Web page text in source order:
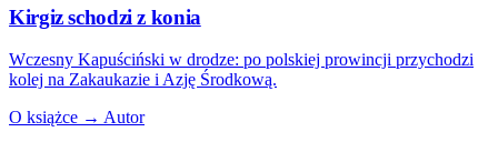
Kirgiz schodzi z konia
Wczesny Kapuściński w drodze: po polskiej prowincji przychodzi
kolej na Zakaukazie i Azję Środkową.
O książce → Autor